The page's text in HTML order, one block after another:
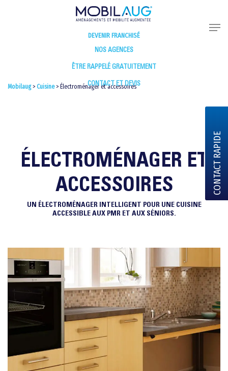
DEVENIR FRANCHISÉ
NOS AGENCES
ÊTRE RAPPELÉ GRATUITEMENT
CONTACT ET DEVIS
Mobilaug> Cuisine> Électroménager et accessoires
ÉLECTROMÉNAGER ET
ACCESSOIRES
UN ÉLECTROMÉNAGER INTELLIGENT POUR UNE CUISINE
ACCESSIBLE AUX PMR ET AUX SÉNIORS.
CONTACT RAPIDE